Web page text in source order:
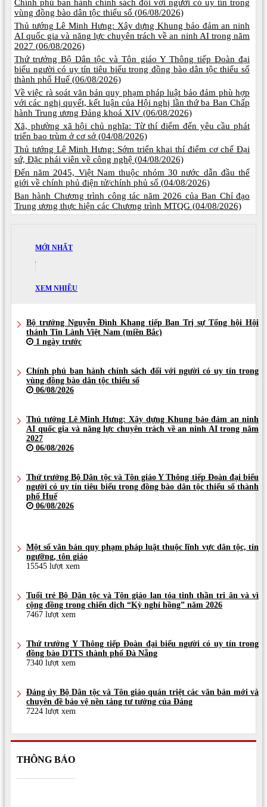
Chính phủ ban hành chính sách đối với người có uy tín trong
vùng đồng bào dân tộc thiểu số (06/08/2026)
Thủ tướng Lê Minh Hưng: Xây dựng Khung bảo đảm an ninh
AI quốc gia và năng lực chuyên trách về an ninh AI trong năm
2027 (06/08/2026)
Thứ trưởng Bộ Dân tộc và Tôn giáo Y Thông tiếp Đoàn đại
biểu người có uy tín tiêu biểu trong đồng bào dân tộc thiểu số
thành phố Huế (06/08/2026)
Về việc rà soát văn bản quy phạm pháp luật bảo đảm phù hợp
với các nghị quyết, kết luận của Hội nghị lần thứ ba Ban Chấp
hành Trung ương Đảng khoá XIV (06/08/2026)
Xã, phường xã hội chủ nghĩa: Từ thí điểm đến yêu cầu phát
triển bao trùm ở cơ sở (04/08/2026)
Thủ tướng Lê Minh Hưng: Sớm triển khai thí điểm cơ chế Đại
sứ, Đặc phái viên về công nghệ (04/08/2026)
Đến năm 2045, Việt Nam thuộc nhóm 30 nước dẫn đầu thế
giới về chính phủ điện tử/chính phủ số (04/08/2026)
Ban hành Chương trình công tác năm 2026 của Ban Chỉ đạo
Trung ương thực hiện các Chương trình MTQG (04/08/2026)
MỚI NHẤT
XEM NHIỀU
Bộ trưởng Nguyễn Đình Khang tiếp Ban Trị sự Tổng hội Hội
thánh Tin Lành Việt Nam (miền Bắc)
1 ngày trước
Chính phủ ban hành chính sách đối với người có uy tín trong
vùng đồng bào dân tộc thiểu số
06/08/2026
Thủ tướng Lê Minh Hưng: Xây dựng Khung bảo đảm an ninh
AI quốc gia và năng lực chuyên trách về an ninh AI trong năm
2027
06/08/2026
Thứ trưởng Bộ Dân tộc và Tôn giáo Y Thông tiếp Đoàn đại biểu
người có uy tín tiêu biểu trong đồng bào dân tộc thiểu số thành
phố Huế
06/08/2026
Một số văn bản quy phạm pháp luật thuộc lĩnh vực dân tộc, tín
ngưỡng, tôn giáo
15545 lượt xem
Tuổi trẻ Bộ Dân tộc và Tôn giáo lan tỏa tinh thần tri ân và vì
cộng đồng trong chiến dịch “Kỳ nghỉ hồng” năm 2026
7467 lượt xem
Thứ trưởng Y Thông tiếp Đoàn đại biểu người có uy tín trong
đồng bào DTTS thành phố Đà Nẵng
7340 lượt xem
Đảng ủy Bộ Dân tộc và Tôn giáo quán triệt các văn bản mới và
chuyên đề bảo vệ nền tảng tư tưởng của Đảng
7224 lượt xem
THÔNG BÁO